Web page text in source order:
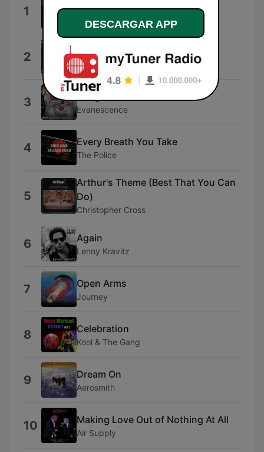
1 Huey Lewis & The News
2 All the Small Things
Blink-182
3 Evanescence
4 Every Breath You Take
The Police
5
Arthur's Theme (Best That You Can
Do)
Christopher Cross
6 Again
Lenny Kravitz
7 Open Arms
Journey
8 Celebration
Kool & The Gang
9 Dream On
Aerosmith
10 Making Love Out of Nothing At All
Air Supply
DESCARGAR APP